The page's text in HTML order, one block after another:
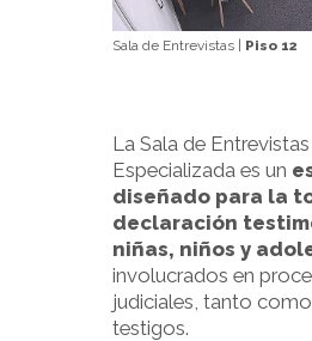
Sala de Entrevistas | Piso 12
La Sala de Entrevistas
Especializada es un
diseñado para la
declaración
niñas, niños y
involucrados en
judiciales, tanto
testigos.